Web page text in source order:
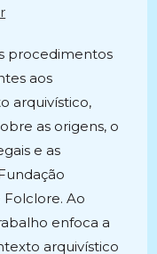
procedimentos
aos
arquivístico,
as origens, o
e as
Folclore. Ao
enfoca a
arquivístico